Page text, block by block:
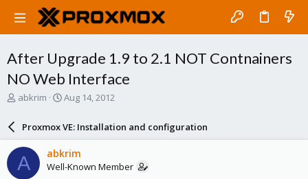
After Upgrade 1.9 to 2.1 NOT Contnainers
NO Web Interface
T
a
d
s
abkrim
S
a
r
d
a
Aug 14, 2012
Proxmox VE: Installation and configuration
A abkrim
Well-Known Member